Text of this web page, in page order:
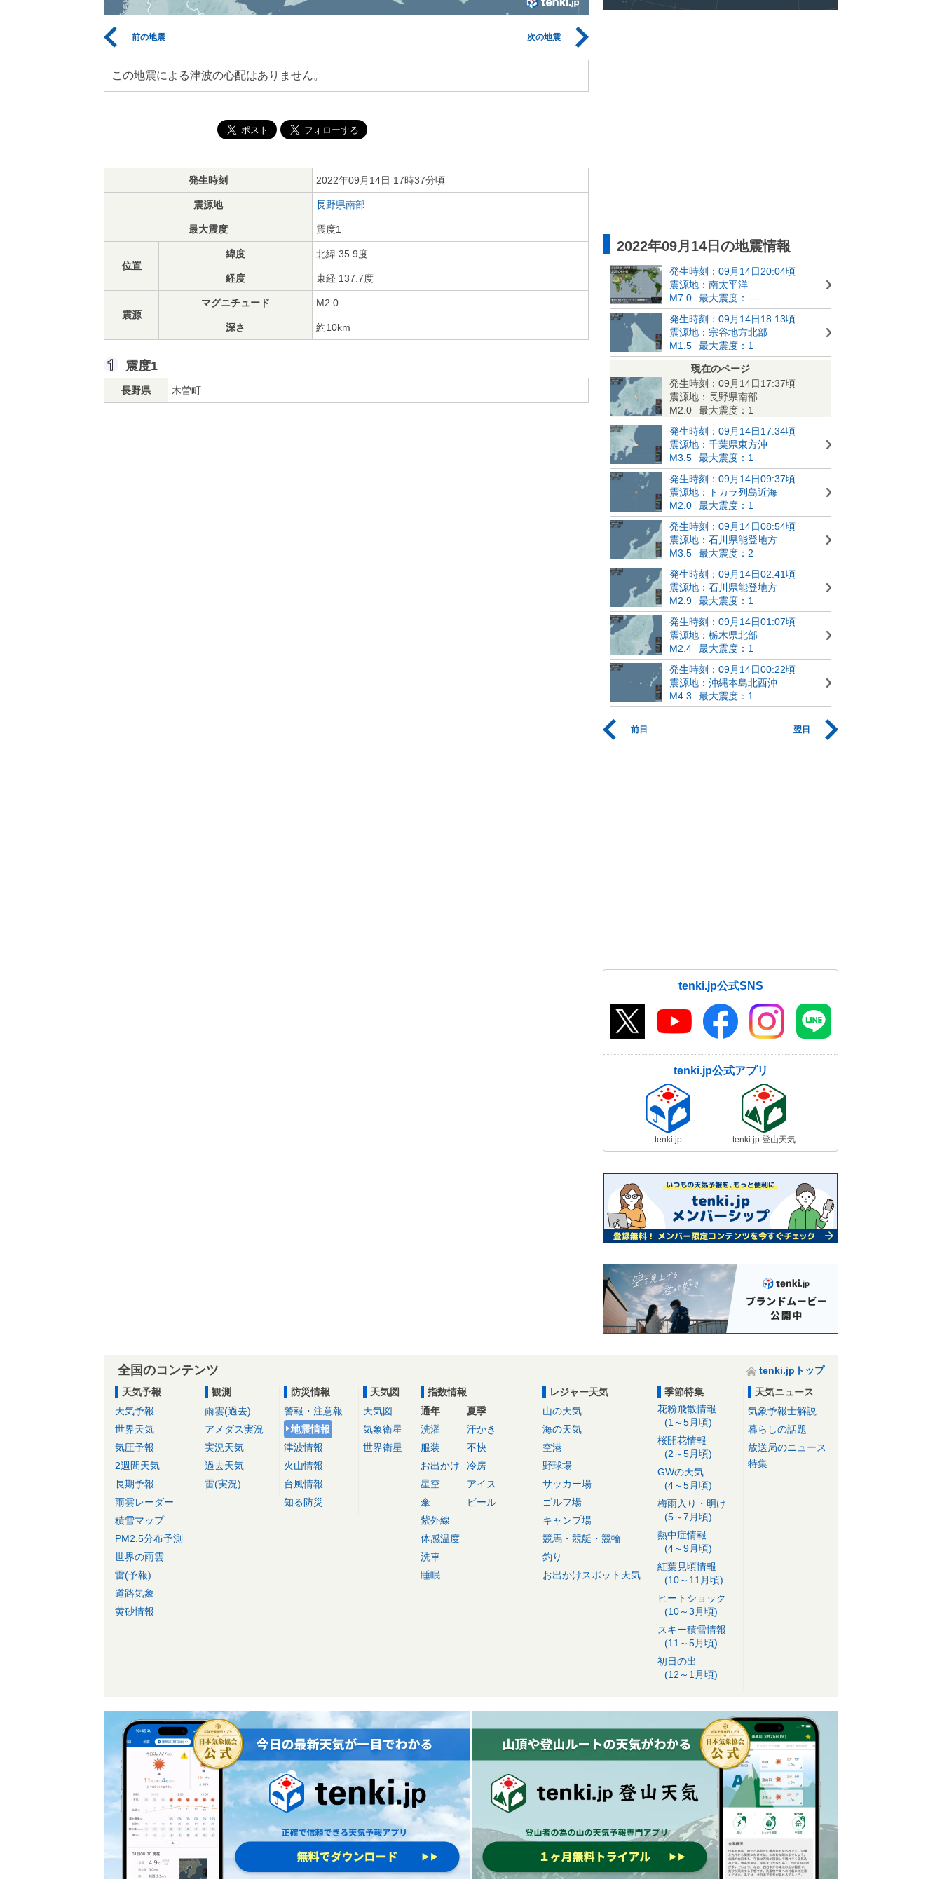
前の地震 次の地震
この地震による津波の心配はありません。
発生時刻 2022年09月14日 17時37分頃
震源地 長野県南部
最大震度 震度1
位置
緯度 北緯 35.9度
経度 東経 137.7度
震源
マグニチュード M2.0
深さ 約10km
震度1
長野県 木曽町
2022年09月14日の地震情報
発生時刻：09月14日20:04頃
震源地：南太平洋
M7.0
最大震度： ---
発生時刻：09月14日18:13頃
震源地：宗谷地方北部
M1.5
最大震度：1
現在のページ
発生時刻：09月14日17:37頃
震源地：長野県南部
M2.0
最大震度：1
発生時刻：09月14日17:34頃
震源地：千葉県東方沖
M3.5
最大震度：1
発生時刻：09月14日09:37頃
震源地：トカラ列島近海
M2.0
最大震度：1
発生時刻：09月14日08:54頃
震源地：石川県能登地方
M3.5
最大震度：2
発生時刻：09月14日02:41頃
震源地：石川県能登地方
M2.9
最大震度：1
発生時刻：09月14日01:07頃
震源地：栃木県北部
M2.4
最大震度：1
発生時刻：09月14日00:22頃
震源地：沖縄本島北西沖
M4.3
最大震度：1
前日 翌日
tenki.jp公式SNS
tenki.jp公式アプリ
tenki.jp tenki.jp 登山天気
全国のコンテンツ
tenki.jpトップ
天気予報
天気予報
世界天気
気圧予報
2週間天気
長期予報
雨雲レーダー
積雪マップ
PM2.5分布予測
世界の雨雲
雷(予報)
道路気象
黄砂情報
観測
雨雲(過去)
アメダス実況
実況天気
過去天気
雷(実況)
防災情報
警報・注意報
地震情報
津波情報
火山情報
台風情報
知る防災
天気図
天気図
気象衛星
世界衛星
指数情報
通年
洗濯
服装
お出かけ
星空
傘
紫外線
体感温度
洗車
睡眠
夏季
汗かき
不快
冷房
アイス
ビール
レジャー天気
山の天気
海の天気
空港
野球場
サッカー場
ゴルフ場
キャンプ場
競馬・競艇・競輪
釣り
お出かけスポット天気
季節特集
花粉飛散情報
(1～5月頃)
桜開花情報
(2～5月頃)
GWの天気
(4～5月頃)
梅雨入り・明け
(5～7月頃)
熱中症情報
(4～9月頃)
紅葉見頃情報
(10～11月頃)
ヒートショック
(10～3月頃)
スキー積雪情報
(11～5月頃)
初日の出
(12～1月頃)
天気ニュース
気象予報士解説
暮らしの話題
放送局のニュース
特集